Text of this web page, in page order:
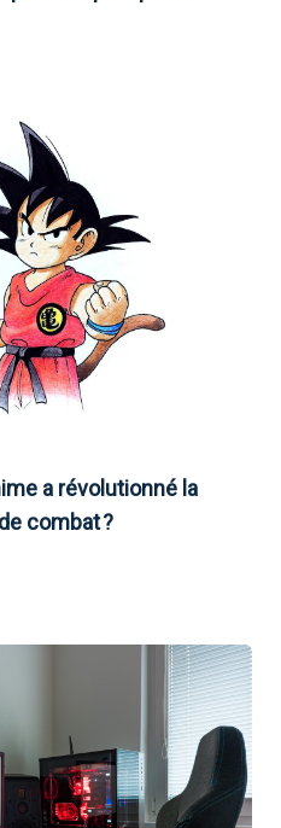
a révolutionné la
combat ?